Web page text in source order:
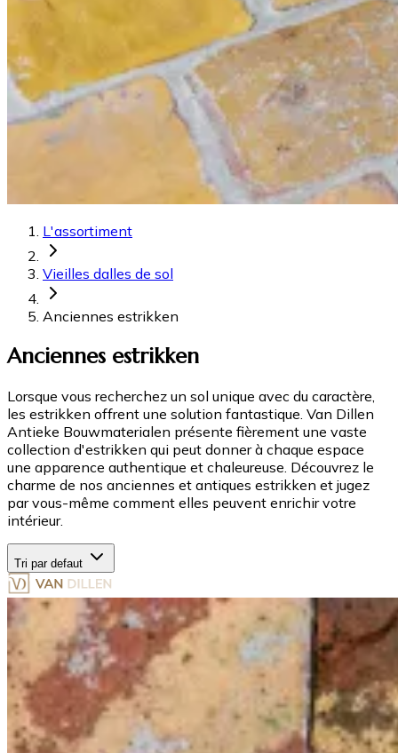
L'assortiment
Vieilles dalles de sol
Anciennes estrikken
Anciennes estrikken
Lorsque vous recherchez un sol unique avec du caractère,
les estrikken offrent une solution fantastique. Van Dillen
Antieke Bouwmaterialen présente fièrement une vaste
collection d'estrikken qui peut donner à chaque espace
une apparence authentique et chaleureuse. Découvrez le
charme de nos anciennes et antiques estrikken et jugez
par vous-même comment elles peuvent enrichir votre
intérieur.
Tri par defaut